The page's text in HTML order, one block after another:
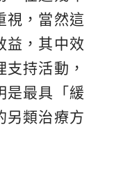
視，當然這
益，其中效
持活動，
是最具「緩
另類治療方